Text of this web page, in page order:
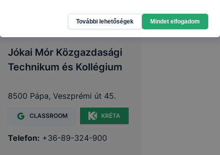
Jókai Mór Közgazdasági
Technikum és Kollégium
8500 Pápa, Veszprémi út 45.
CLASSROOM KRÉTA
Telefon: +36-89-324-900
További lehetőségek Mindet elfogadom